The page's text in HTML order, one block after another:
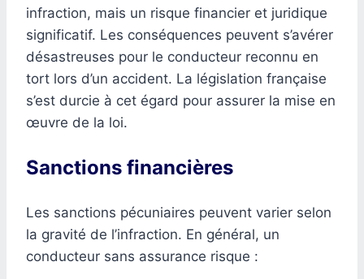
infraction, mais un risque financier et juridique
significatif. Les conséquences peuvent s’avérer
désastreuses pour le conducteur reconnu en
tort lors d’un accident. La législation française
s’est durcie à cet égard pour assurer la mise en
œuvre de la loi.
Sanctions financières
Les sanctions pécuniaires peuvent varier selon
la gravité de l’infraction. En général, un
conducteur sans assurance risque :